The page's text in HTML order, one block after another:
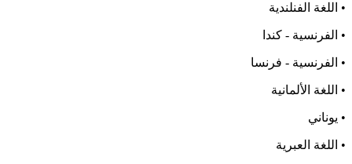
• اللغة الفنلندية
• الفرنسية - كندا
• الفرنسية - فرنسا
• اللغة الألمانية
• يوناني
• اللغة العبرية